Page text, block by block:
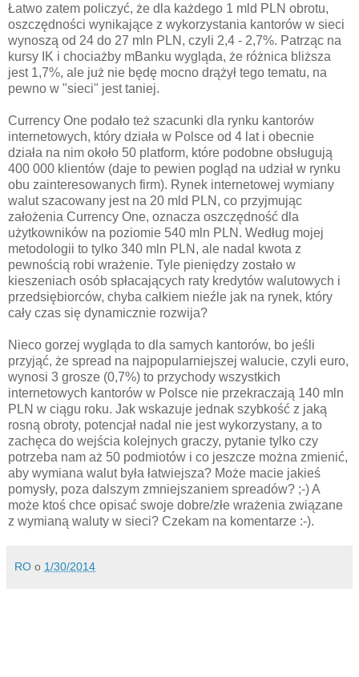
Łatwo zatem policzyć, że dla każdego 1 mld PLN obrotu,
oszczędności wynikające z wykorzystania kantorów w sieci
wynoszą od 24 do 27 mln PLN, czyli 2,4 - 2,7%. Patrząc na
kursy IK i chociażby mBanku wygląda, że różnica bliższa
jest 1,7%, ale już nie będę mocno drążył tego tematu, na
pewno w "sieci" jest taniej.
Currency One podało też szacunki dla rynku kantorów
internetowych, który działa w Polsce od 4 lat i obecnie
działa na nim około 50 platform, które podobne obsługują
400 000 klientów (daje to pewien pogląd na udział w rynku
obu zainteresowanych firm). Rynek internetowej wymiany
walut szacowany jest na 20 mld PLN, co przyjmując
założenia Currency One, oznacza oszczędność dla
użytkowników na poziomie 540 mln PLN. Według mojej
metodologii to tylko 340 mln PLN, ale nadal kwota z
pewnością robi wrażenie. Tyle pieniędzy zostało w
kieszeniach osób spłacających raty kredytów walutowych i
przedsiębiorców, chyba całkiem nieźle jak na rynek, który
cały czas się dynamicznie rozwija?
Nieco gorzej wygląda to dla samych kantorów, bo jeśli
przyjąć, że spread na najpopularniejszej walucie, czyli euro,
wynosi 3 grosze (0,7%) to przychody wszystkich
internetowych kantorów w Polsce nie przekraczają 140 mln
PLN w ciągu roku. Jak wskazuje jednak szybkość z jaką
rosną obroty, potencjał nadal nie jest wykorzystany, a to
zachęca do wejścia kolejnych graczy, pytanie tylko czy
potrzeba nam aż 50 podmiotów i co jeszcze można zmienić,
aby wymiana walut była łatwiejsza? Może macie jakieś
pomysły, poza dalszym zmniejszaniem spreadów? ;-) A
może ktoś chce opisać swoje dobre/złe wrażenia związane
z wymianą waluty w sieci? Czekam na komentarze :-).
RO o 1/30/2014